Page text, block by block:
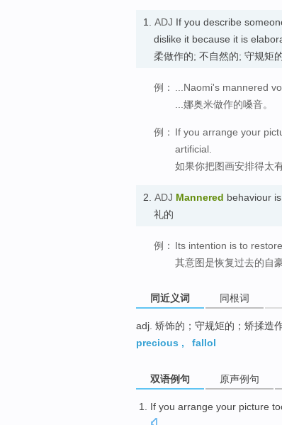
1. ADJ If you describe
dislike it because it is
柔做作的; 不自然的; 守规矩
例：
...Naomi's mannered
...娜奥米做作的嗓音。
例： If you arrange your
artificial.
如果你把图画安排得太
2. ADJ Mannered behaviour
礼的
例： Its intention is to
其意图是恢复过去的自
同近义词 同根词
adj. 矫饰的；守规矩的；矫揉造
precious , fallol
双语例句 原声例句
If you arrange your picture